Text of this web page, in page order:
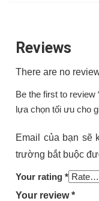
Reviews
There are no
Be the first to
lựa chọn tối ưu cho
Email của bạn sẽ
trường bắt buộc
Your rating *
Your review*